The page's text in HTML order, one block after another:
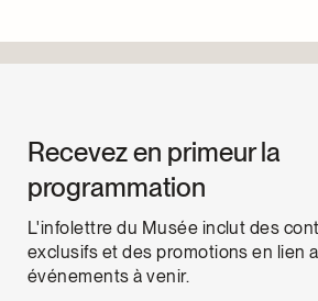
Recevez en primeur la
programmation
L'infolettre du Musée inclut des
exclusifs et des promotions en lien
événements à venir.